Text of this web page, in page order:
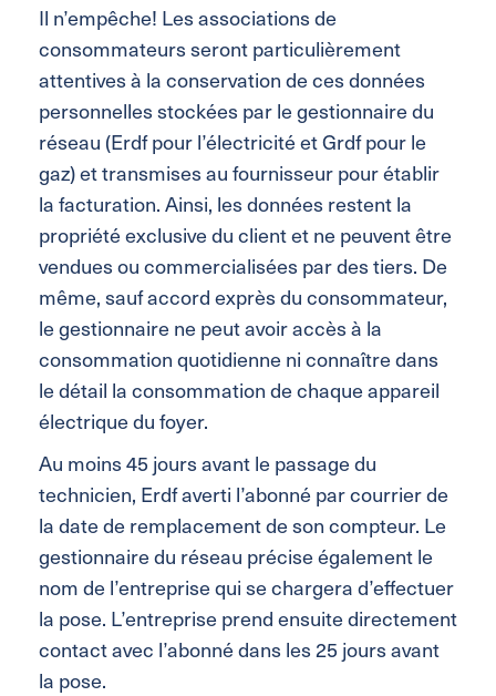
Il n’empêche! Les associations de
consommateurs seront particulièrement
attentives à la conservation de ces données
personnelles stockées par le gestionnaire du
réseau (Erdf pour l’électricité et Grdf pour le
gaz) et transmises au fournisseur pour établir
la facturation. Ainsi, les données restent la
propriété exclusive du client et ne peuvent être
vendues ou commercialisées par des tiers. De
même, sauf accord exprès du consommateur,
le gestionnaire ne peut avoir accès à la
consommation quotidienne ni connaître dans
le détail la consommation de chaque appareil
électrique du foyer.
Au moins 45 jours avant le passage du
technicien, Erdf averti l’abonné par courrier de
la date de remplacement de son compteur. Le
gestionnaire du réseau précise également le
nom de l’entreprise qui se chargera d’effectuer
la pose. L’entreprise prend ensuite directement
contact avec l’abonné dans les 25 jours avant
la pose.